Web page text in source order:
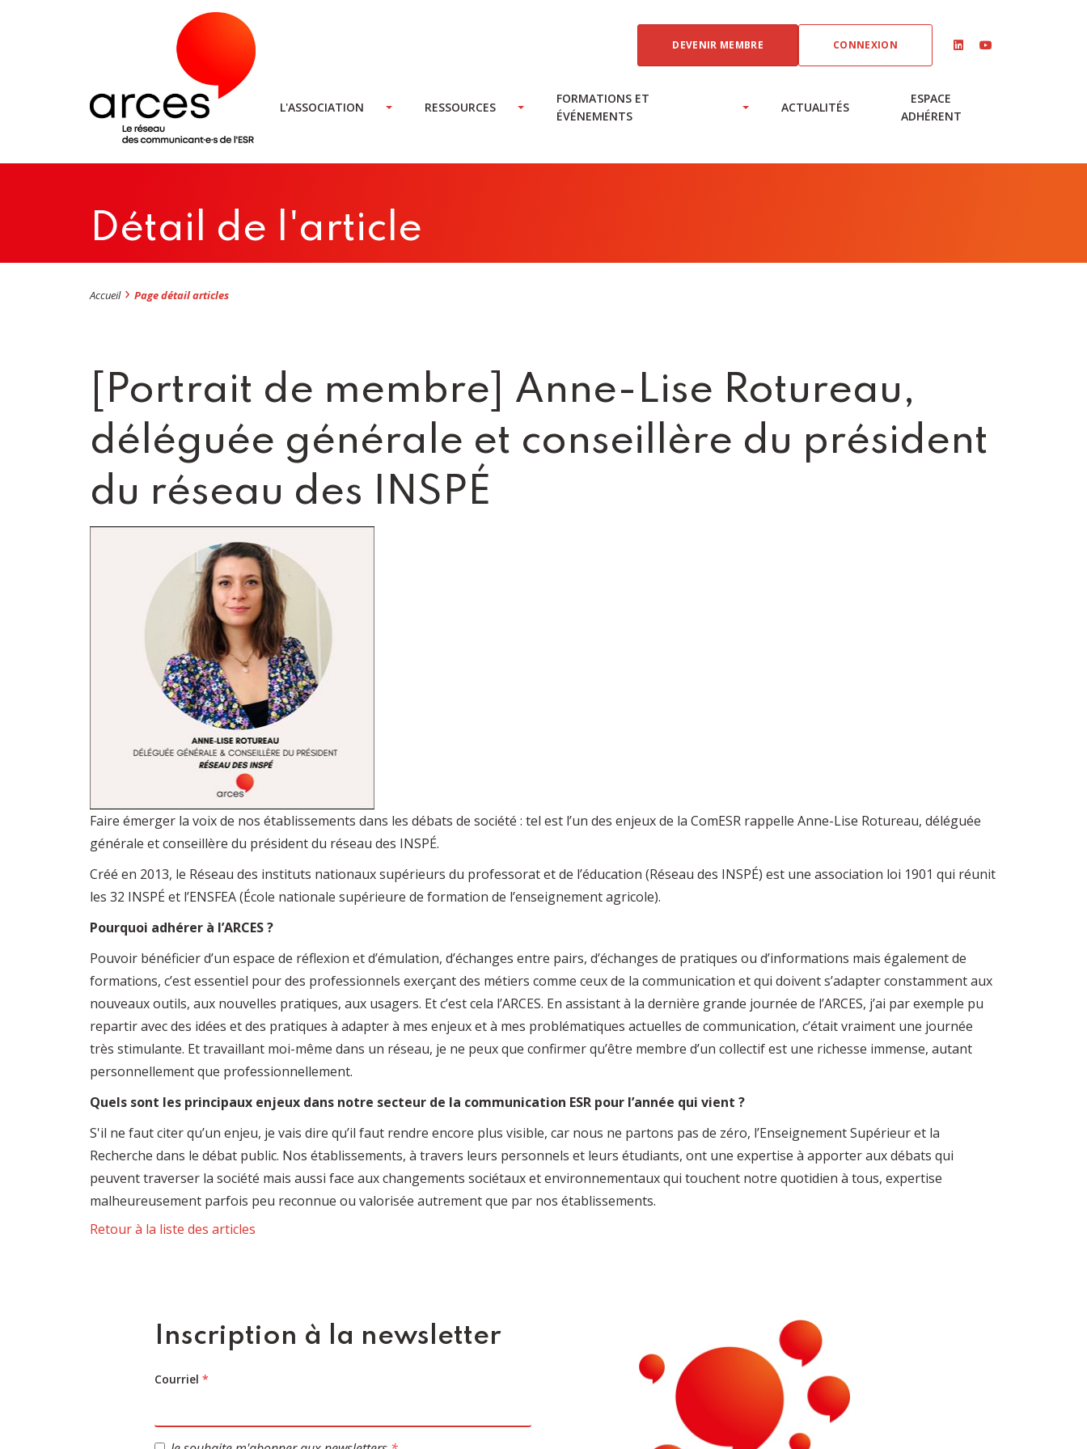
DEVENIR MEMBRE CONNEXION linkedin
L'ASSOCIATION RESSOURCES
FORMATIONS ET
ÉVÉNEMENTS
ACTUALITÉS
ESPACE
ADHÉRENT
Détail de l'article
Accueil Page détail articles
[Portrait de membre] Anne-Lise Rotureau,
déléguée générale et conseillère du président
du réseau des INSPÉ
Faire émerger la voix de nos établissements dans les débats de société : tel est l’un des enjeux de la ComESR rappelle Anne-Lise Rotureau, déléguée
générale et conseillère du président du réseau des INSPÉ.
Créé en 2013, le Réseau des instituts nationaux supérieurs du professorat et de l’éducation (Réseau des INSPÉ) est une association loi 1901 qui réunit
les 32 INSPÉ et l’ENSFEA (École nationale supérieure de formation de l’enseignement agricole).
Pourquoi adhérer à l’ARCES ?
Pouvoir bénéficier d’un espace de réflexion et d’émulation, d’échanges entre pairs, d’échanges de pratiques ou d’informations mais également de
formations, c’est essentiel pour des professionnels exerçant des métiers comme ceux de la communication et qui doivent s’adapter constamment aux
nouveaux outils, aux nouvelles pratiques, aux usagers. Et c’est cela l’ARCES. En assistant à la dernière grande journée de l’ARCES, j’ai par exemple pu
repartir avec des idées et des pratiques à adapter à mes enjeux et à mes problématiques actuelles de communication, c’était vraiment une journée
très stimulante. Et travaillant moi-même dans un réseau, je ne peux que confirmer qu’être membre d’un collectif est une richesse immense, autant
personnellement que professionnellement.
Quels sont les principaux enjeux dans notre secteur de la communication ESR pour l’année qui vient ?
S'il ne faut citer qu’un enjeu, je vais dire qu’il faut rendre encore plus visible, car nous ne partons pas de zéro, l’Enseignement Supérieur et la
Recherche dans le débat public. Nos établissements, à travers leurs personnels et leurs étudiants, ont une expertise à apporter aux débats qui
peuvent traverser la société mais aussi face aux changements sociétaux et environnementaux qui touchent notre quotidien à tous, expertise
malheureusement parfois peu reconnue ou valorisée autrement que par nos établissements.
Retour à la liste des articles
Inscription à la newsletter
Courriel *